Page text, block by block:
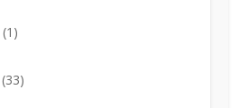
(1)
(33)